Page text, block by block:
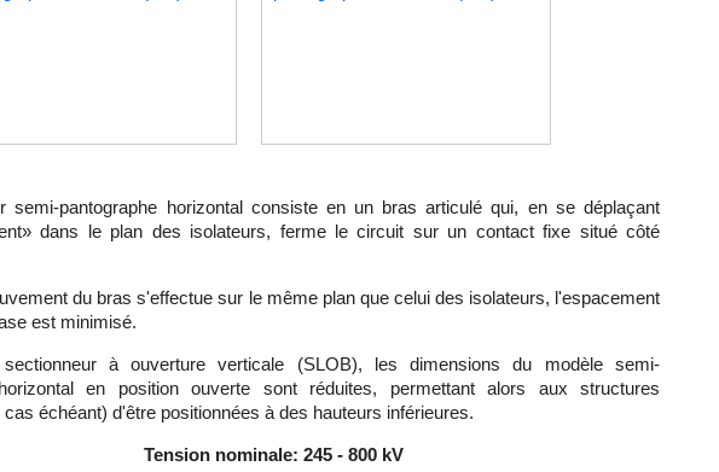
semi-pantographe horizontal consiste en un bras articulé qui, en se déplaçant
dans le plan des isolateurs, ferme le circuit sur un contact fixe situé côté
du bras s'effectue sur le même plan que celui des isolateurs, l'espacement
est minimisé.
à ouverture verticale (SLOB), les dimensions du modèle semi-
en position ouverte sont réduites, permettant alors aux structures
cas échéant) d'être positionnées à des hauteurs inférieures.
Tension nominale: 245 - 800 kV